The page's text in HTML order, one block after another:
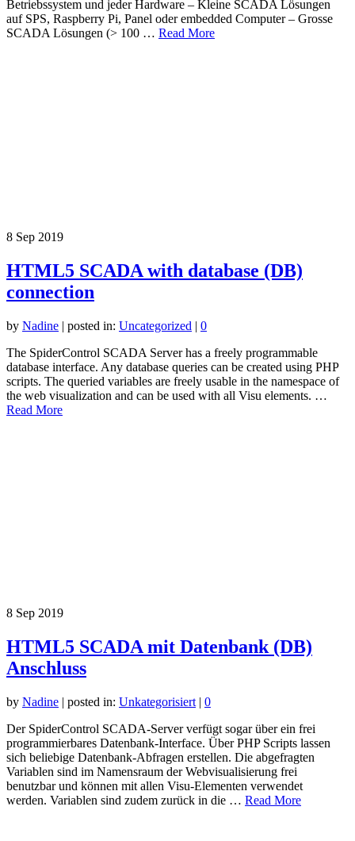
Betriebssystem und jeder Hardware – Kleine SCADA Lösungen
auf SPS, Raspberry Pi, Panel oder embedded Computer – Grosse
SCADA Lösungen (> 100 … Read More
8 Sep 2019
HTML5 SCADA with database (DB)
connection
by Nadine | posted in: Uncategorized | 0
The SpiderControl SCADA Server has a freely programmable
database interface. Any database queries can be created using PHP
scripts. The queried variables are freely usable in the namespace of
the web visualization and can be used with all Visu elements. …
Read More
8 Sep 2019
HTML5 SCADA mit Datenbank (DB)
Anschluss
by Nadine | posted in: Unkategorisiert | 0
Der SpiderControl SCADA-Server verfügt sogar über ein frei
programmierbares Datenbank-Interface. Über PHP Scripts lassen
sich beliebige Datenbank-Abfragen erstellen. Die abgefragten
Variablen sind im Namensraum der Webvisualisierung frei
benutzbar und können mit allen Visu-Elementen verwendet
werden. Variablen sind zudem zurück in die … Read More